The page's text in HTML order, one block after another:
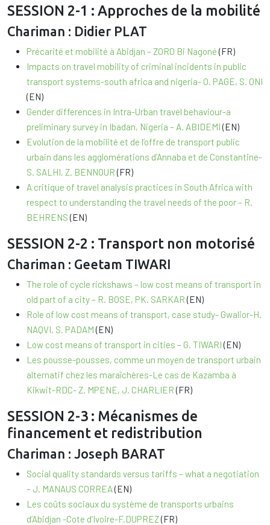
SESSION 2-1 : Approches de la mobilité
Chariman : Didier PLAT
Précarité et mobilité à Abidjan – ZORO Bi Nagoné(FR)
Impacts on travel mobility of criminal incidents in public
transport systems-south africa and nigeria- O. PAGE, S. ONI
(EN)
Gender differences in Intra-Urban travel behaviour-a
preliminary survey in Ibadan, Nigeria – A. ABIDEMI(EN)
Evolution de la mobilité et de l’offre de transport public
urbain dans les agglomérations d’Annaba et de Constantine-
S. SALHI, Z. BENNOUR(FR)
A critique of travel analysis practices in South Africa with
respect to understanding the travel needs of the poor – R.
BEHRENS(EN)
SESSION 2-2 : Transport non motorisé
Chariman : Geetam TIWARI
The role of cycle rickshaws – low cost means of transport in
old part of a city – R. BOSE, PK. SARKAR(EN)
Role of low cost means of transport, case study- Gwalior-H.
NAQVI, S. PADAM(EN)
Low cost means of transport in cities – G. TIWARI(EN)
Les pousse-pousses, comme un moyen de transport urbain
alternatif chez les maraîchères-Le cas de Kazamba à
Kikwit-RDC- Z. MPENE, J. CHARLIER(FR)
SESSION 2-3 : Mécanismes de
financement et redistribution
Chariman : Joseph BARAT
Social quality standards versus tariffs – what a negotiation
– J. MANAUS CORREA(EN)
Les coûts sociaux du système de transports urbains
d’Abidjan -Cote d’Ivoire-F.DUPREZ(FR)